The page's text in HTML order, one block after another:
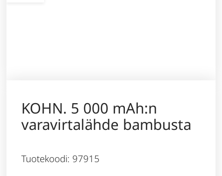
KOHN. 5 000 mAh:n
varavirtalähde bambusta
Tuotekoodi: 97915